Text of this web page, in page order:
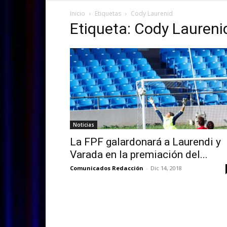
Inicio Etiquetas Cody Laurenid
Etiqueta: Cody
Noticias
La FPF galardonará a Laurendi y
Varada en la premiación del...
Comunicados Redacción - Dic 14, 2018